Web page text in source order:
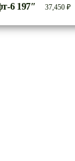
6 197″ 37,450 ₽